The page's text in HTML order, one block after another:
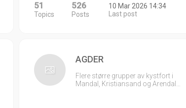
51
Topics
526
Posts
10 Mar 2026 14:34
Last post
AGDER
Flere større grupper av kystfort i
Mandal, Kristiansand og Arendal…